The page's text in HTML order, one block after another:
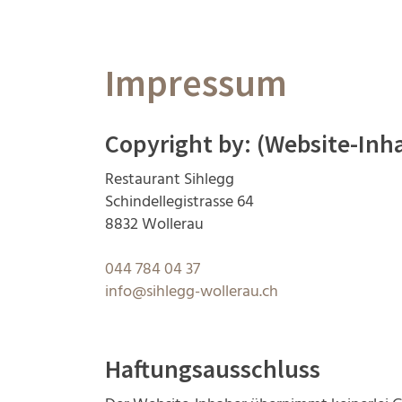
Impressum
Copyright by: (Website-
Restaurant Sihlegg
Schindellegistrasse 64
8832 Wollerau
044 784 04 37
info@sihlegg-wollerau.ch
Haftungsausschluss